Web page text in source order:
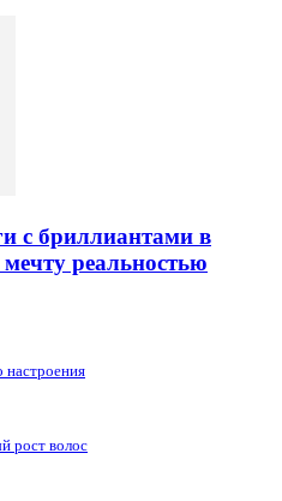
с бриллиантами в
реальностью
настроения
рост волос